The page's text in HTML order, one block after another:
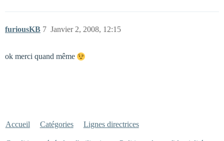
furiousKB Janvier 2, 2008, 12:15
7
ok merci quand même
Accueil Catégories Lignes directrices